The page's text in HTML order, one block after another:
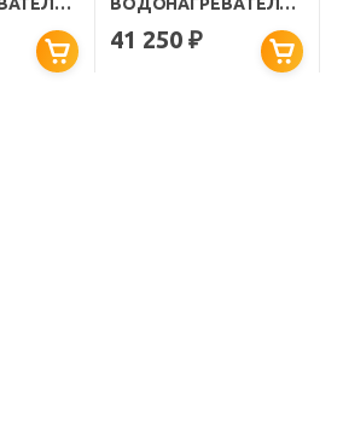
50 V (PRO) WI-FI
41 250 ₽